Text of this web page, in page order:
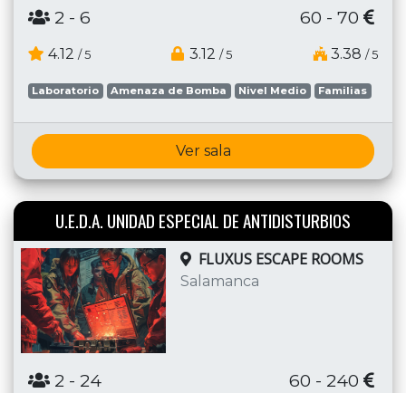
2 - 6 60 - 70
4.12 / 5 3.12 / 5 3.38 / 5
Laboratorio Amenaza de Bomba Nivel Medio Familias
Ver sala
U.E.D.A. UNIDAD ESPECIAL DE ANTIDISTURBIOS
FLUXUS ESCAPE ROOMS
Salamanca
2 - 24 60 - 240